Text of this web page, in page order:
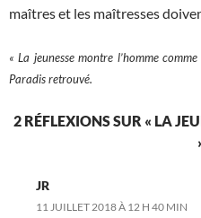
maîtres et les maîtresses
« La jeunesse montre l’homme
Paradis retrouvé.
2 RÉFLEXIONS SUR « LA
JR
11 JUILLET 2018 À 12 H 40 MIN